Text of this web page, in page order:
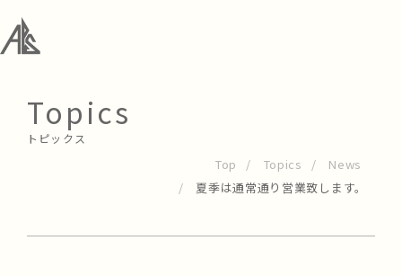
Topics
トピックス
Top Topics
News
夏季は通常通り営業致します。